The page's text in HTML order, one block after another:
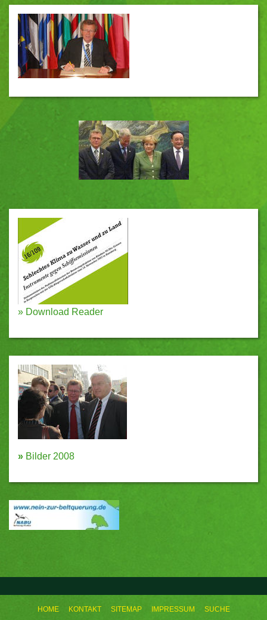
HOME KONTAKT SITEMAP IMPRESSUM SUCHE
» Download Reader
» Bilder 2008